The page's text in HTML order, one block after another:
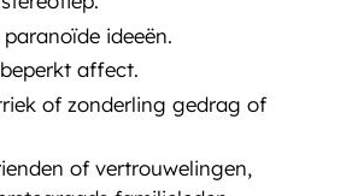
ideeën.
affect.
of zonderling gedrag of
of vertrouwelingen,